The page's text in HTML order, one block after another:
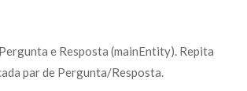
e Resposta (mainEntity). Repita
par de Pergunta/Resposta.